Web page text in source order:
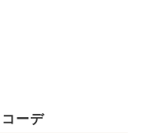
ーデ